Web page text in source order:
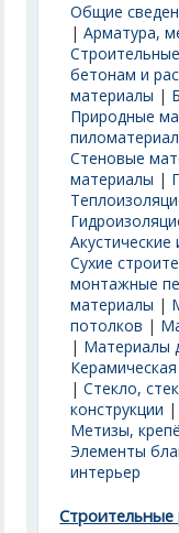
Общие
|Арматура,
бетонам и
материалы |
Природные
Стеновые
материалы |
Сухие
монтажные
материалы |
потолков |
| Материалы
|Стекло,
конструкции
Метизы,
Элементы
интерьер